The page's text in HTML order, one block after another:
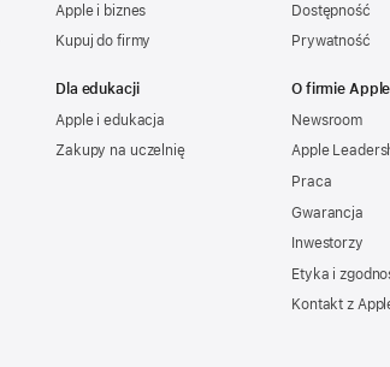
Apple i biznes
Kupuj do firmy
Dla edukacji
Apple i edukacja
Zakupy na uczelnię
Dostępność
Prywatność
O firmie Apple
Newsroom
Apple
Praca
Gwarancja
Inwestorzy
Etyka i
Kontakt z